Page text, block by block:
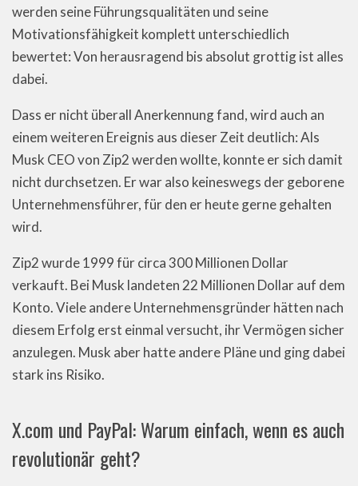
werden seine Führungsqualitäten und seine
Motivationsfähigkeit komplett unterschiedlich
bewertet: Von herausragend bis absolut grottig ist alles
dabei.
Dass er nicht überall Anerkennung fand, wird auch an
einem weiteren Ereignis aus dieser Zeit deutlich: Als
Musk CEO von Zip2 werden wollte, konnte er sich damit
nicht durchsetzen. Er war also keineswegs der geborene
Unternehmensführer, für den er heute gerne gehalten
wird.
Zip2 wurde 1999 für circa 300 Millionen Dollar
verkauft. Bei Musk landeten 22 Millionen Dollar auf dem
Konto. Viele andere Unternehmensgründer hätten nach
diesem Erfolg erst einmal versucht, ihr Vermögen sicher
anzulegen. Musk aber hatte andere Pläne und ging dabei
stark ins Risiko.
X.com und PayPal: Warum einfach, wenn es auch
revolutionär geht?